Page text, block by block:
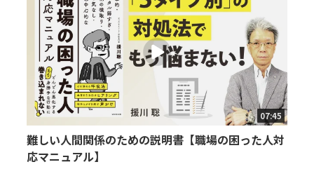
07:45
難しい人間関係のための説明書【職場の困った人対
応マニュアル】